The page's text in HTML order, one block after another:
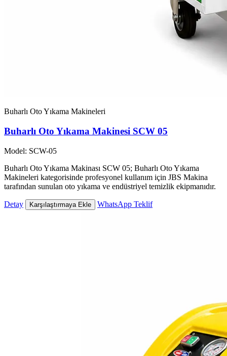
Buharlı Oto Yıkama Makineleri
Buharlı Oto Yıkama Makinesi SCW 05
Model: SCW-05
Buharlı Oto Yıkama Makinası SCW 05; Buharlı Oto Yıkama
Makineleri kategorisinde profesyonel kullanım için JBS Makina
tarafından sunulan oto yıkama ve endüstriyel temizlik ekipmanıdır.
Detay Karşılaştırmaya Ekle WhatsApp Teklif